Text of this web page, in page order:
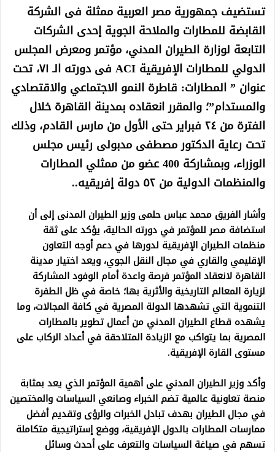
تستضيف جمهورية مصر العربية ممثلة فى الشركة
القابضة للمطارات والملاحة الجوية إحدى الشركات
التابعة لوزارة الطيران المدني، مؤتمر ومعرض المجلس
الدولي للمطارات الإفريقية ACI فى دورته الـ ٧١، تحت
عنوان ” المطارات: قاطرة النمو الاجتماعي والاقتصادي
والمستدام”؛ والمقرر انعقاده بمدينة القاهرة خلال
الفترة من ٢٤ فبراير حتى الأول من مارس القادم، وذلك
تحت رعاية الدكتور مصطفى مدبولى رئيس مجلس
الوزراء، وبمشاركة 400 عضو من ممثلي المطارات
والمنظمات الدولية من ٥٢ دولة إفريقيه..
وأشار الفريق محمد عباس حلمى وزير الطيران المدنى إلى أن
استضافة مصر للمؤتمر في دورته الحالية، يؤكد على ثقة
منظمات الطيران الإفريقية لدورها في دعم أوجه التعاون
الإقليمي والقاري في مجال النقل الجوي، ويعد اختيار مدينة
القاهرة لانعقاد المؤتمر فرصة واعدة أمام الوفود المشاركة
لزيارة المعالم التاريخية والأثرية بها؛ خاصة في ظل الطفرة
التنموية التي تشهدها الدولة المصرية في كافة المجالات، وما
يشهده قطاع الطيران المدني من أعمال تطوير بالمطارات
المصرية بما يتواكب مع الزيادة المتلاحقة في أعداد الركاب على
مستوى القارة الإفريقية.
وأكد وزير الطيران المدني على أهمية المؤتمر الذي يعد بمثابة
منصة تعاونية عالمية تضم الخبراء وصانعي السياسات والمختصين
في مجال الطيران بهدف تبادل الخبرات والرؤى وتقديم أفضل
ممارسات المطارات بالدول الإفريقية، ووضع إستراتيجية متكاملة
تسهم في صياغة السياسات والتعرف على أحدث وسائل